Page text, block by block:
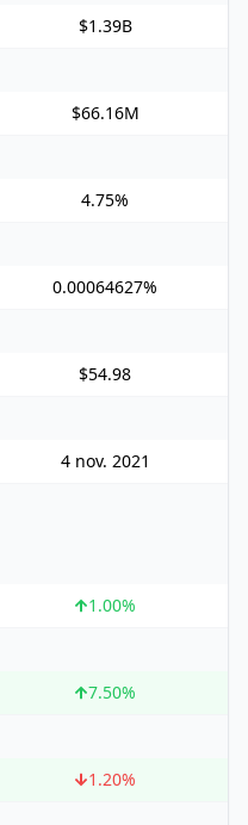
$1.39B
$66.16M
4.75%
0.00064627%
$54.98
4 nov. 2021
1.00%
7.50%
1.20%